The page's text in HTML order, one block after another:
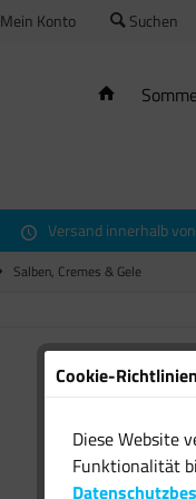
Mein Konto Suchen
Versand innerhalb
Salben, Cremes & Gele
Cookie-Richtlinien
Diese Website
Funktionalität